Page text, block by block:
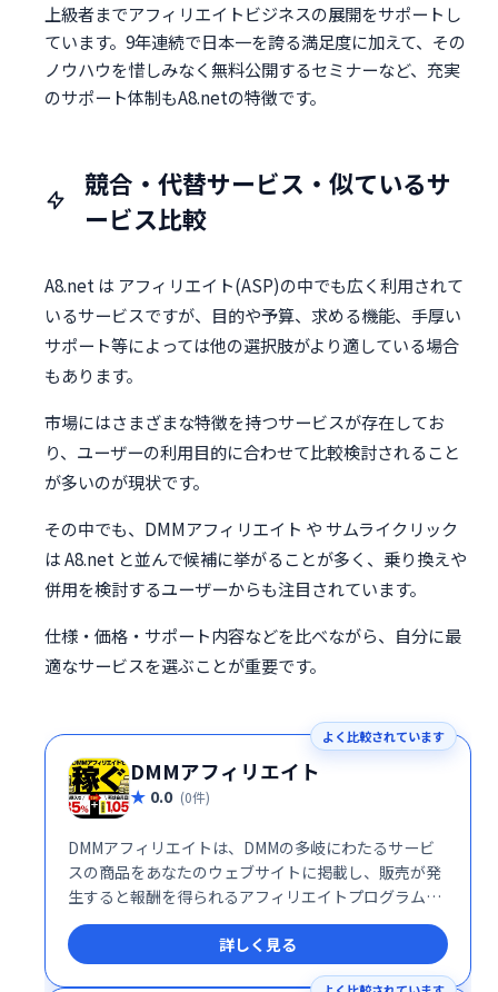
上級者までアフィリエイトビジネスの展開をサポートし
ています。9年連続で日本一を誇る満足度に加えて、その
ノウハウを惜しみなく無料公開するセミナーなど、充実
のサポート体制もA8.netの特徴です。
競合・代替サービス・似ているサ
ービス比較
A8.net は アフィリエイト(ASP)の中でも広く利用されて
いるサービスですが、目的や予算、求める機能、手厚い
サポート等によっては他の選択肢がより適している場合
もあります。
市場にはさまざまな特徴を持つサービスが存在してお
り、ユーザーの利用目的に合わせて比較検討されること
が多いのが現状です。
その中でも、DMMアフィリエイト や サムライクリック
は A8.net と並んで候補に挙がることが多く、乗り換えや
併用を検討するユーザーからも注目されています。
仕様・価格・サポート内容などを比べながら、自分に最
適なサービスを選ぶことが重要です。
よく比較されています
DMMアフィリエイト
0.0 (0件)
DMMアフィリエイトは、DMMの多岐にわたるサービ
スの商品をあなたのウェブサイトに掲載し、販売が発
生すると報酬を得られるアフィリエイトプログラムで
す。簡単に始められる上、DMMの幅広い商品ラインア
ップを活かして効率的な収益化が可能です。
詳しく見る